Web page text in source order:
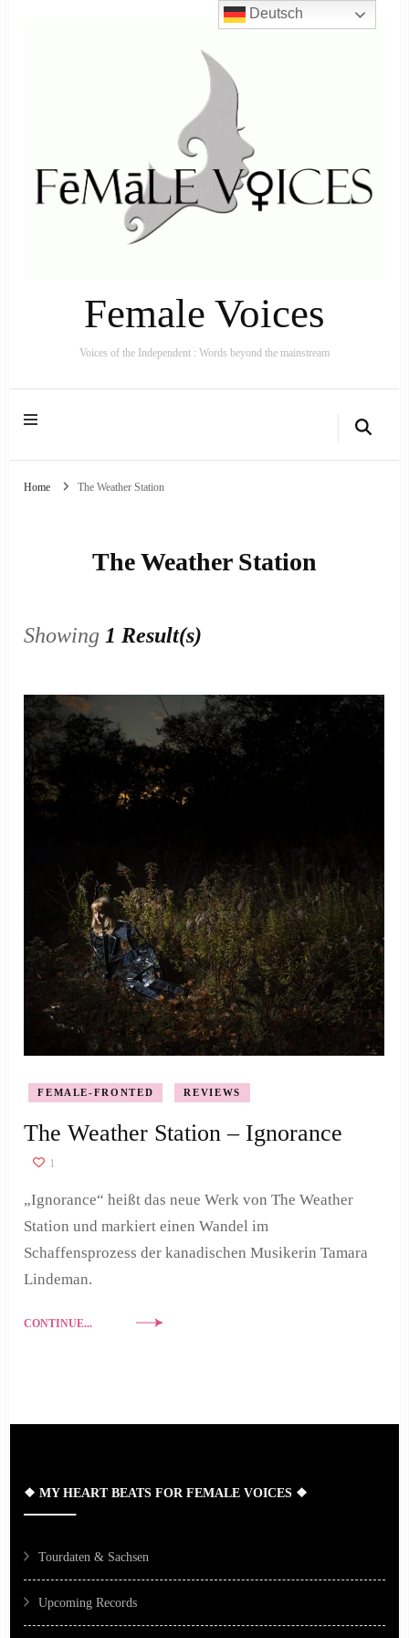
Female Voices
Voices of the Independent : Words beyond the mainstream
Home The Weather Station
The Weather Station
Showing 1 Result(s)
FEMALE-FRONTED REVIEWS
The Weather Station – Ignorance
1
„Ignorance“ heißt das neue Werk von The Weather
Station und markiert einen Wandel im
Schaffensprozess der kanadischen Musikerin Tamara
Lindeman.
CONTINUE...
❖ MY HEART BEATS FOR FEMALE VOICES ❖
Tourdaten & Sachsen
Upcoming Records
Deutsch